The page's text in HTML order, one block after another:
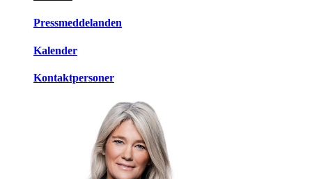
Pressmeddelanden
Kalender
Kontaktpersoner